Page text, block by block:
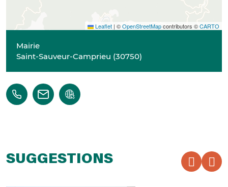
Leaflet | ©OpenStreetMapcontributors ©CARTO
Mairie
Saint-Sauveur-Camprieu (30750)
SUGGESTIONS